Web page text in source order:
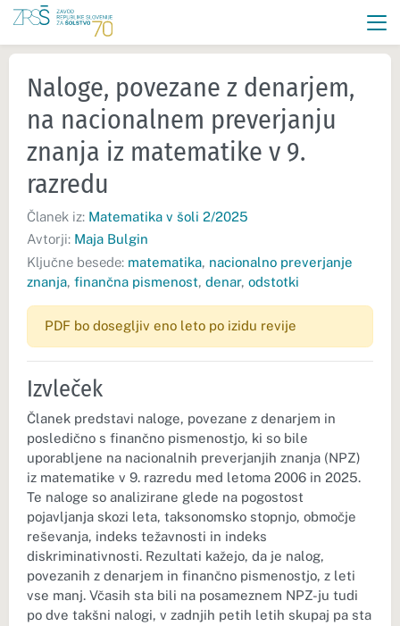
Naloge, povezane z denarjem,
na nacionalnem preverjanju
znanja iz matematike v 9.
razredu
Članek iz: Matematika v šoli 2/2025
Avtorji: Maja Bulgin
Ključne besede: matematika, nacionalno preverjanje
znanja, finančna pismenost, denar, odstotki
PDF bo dosegljiv eno leto po izidu revije
Izvleček
Članek predstavi naloge, povezane z denarjem in
posledično s finančno pismenostjo, ki so bile
uporabljene na nacionalnih preverjanjih znanja (NPZ)
iz matematike v 9. razredu med letoma 2006 in 2025.
Te naloge so analizirane glede na pogostost
pojavljanja skozi leta, taksonomsko stopnjo, območje
reševanja, indeks težavnosti in indeks
diskriminativnosti. Rezultati kažejo, da je nalog,
povezanih z denarjem in finančno pismenostjo, z leti
vse manj. Včasih sta bili na posameznem NPZ-ju tudi
po dve takšni nalogi, v zadnjih petih letih skupaj pa sta